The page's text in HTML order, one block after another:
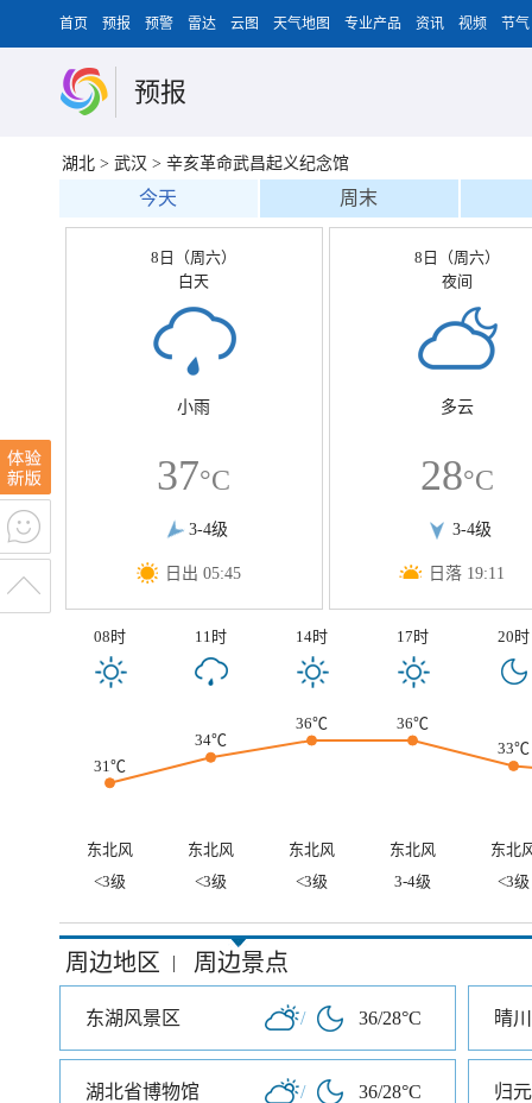
首页 预报 预警 雷达 云图 天气地图 专业产品 资讯 视频 节气
预报
湖北 > 武汉 > 辛亥革命武昌起义纪念馆
今天 周末
8日（周六）
白天
小雨
37°C
3-4级
日出 05:45
8日（周六）
夜间
多云
28°C
3-4级
日落 19:11
08时 11时 14时 17时 20时
31℃
34℃
36℃
36℃
33℃
东北风 东北风 东北风 东北风
东北
<3级
<3级 <3级 3-4级 <3级
周边地区 | 周边景点
东湖风景区 / 36/28°C 晴
湖北省博物馆 / 36/28°C 归